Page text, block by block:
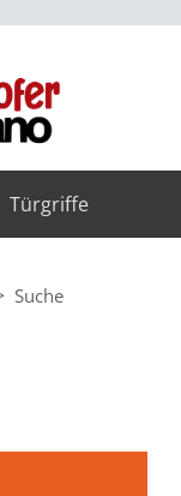
Türgriffe
Suche